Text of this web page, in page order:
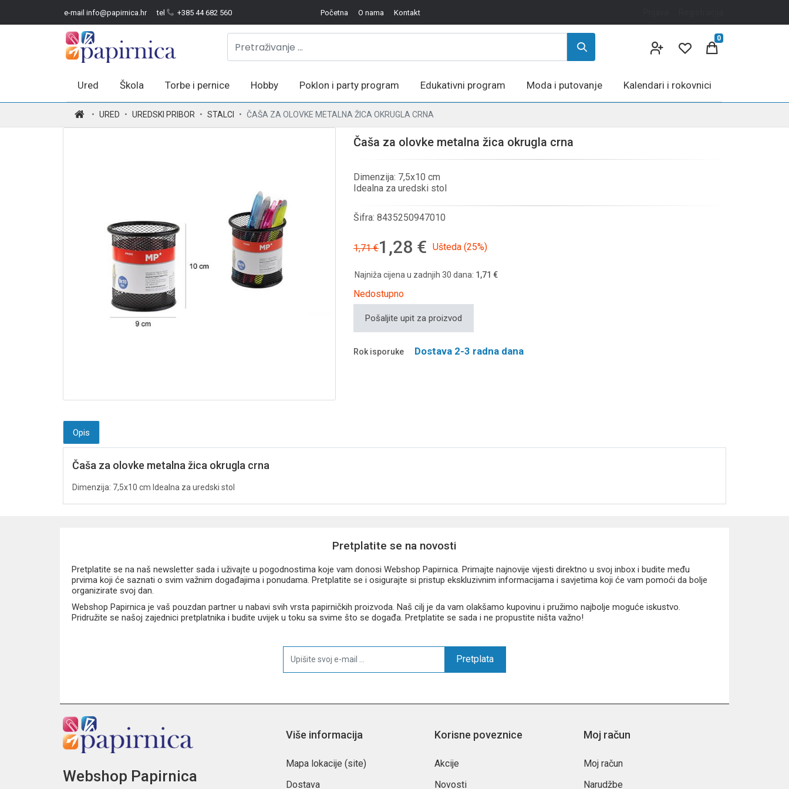
e-mail info@papirnica.hr tel +385 44 682 560 Početna O nama Kontakt
0
Ured Škola Torbe i pernice Hobby Poklon i party program Edukativni program Moda i putovanje Kalendari i rokovnici
URED UREDSKI PRIBOR STALCI ČAŠA ZA OLOVKE METALNA ŽICA OKRUGLA CRNA
Čaša za olovke metalna žica okrugla crna
Dimenzija: 7,5x10 cm
Idealna za uredski stol
Šifra: 8435250947010
1,71 €1,28 € Ušteda (25%)
Najniža cijena u zadnjih 30 dana: 1,71 €
Nedostupno
Pošaljite upit za proizvod
Rok isporuke Dostava 2-3 radna dana
Opis
Čaša za olovke metalna žica okrugla crna
Dimenzija: 7,5x10 cm Idealna za uredski stol
Pretplatite se na novosti
Pretplatite se na naš newsletter sada i uživajte u pogodnostima koje vam donosi Webshop Papirnica. Primajte najnovije vijesti direktno u svoj inbox i budite među
prvima koji će saznati o svim važnim događajima i ponudama. Pretplatite se i osigurajte si pristup ekskluzivnim informacijama i savjetima koji će vam pomoći da bolje
organizirate svoj dan.
Webshop Papirnica je vaš pouzdan partner u nabavi svih vrsta papirničkih proizvoda. Naš cilj je da vam olakšamo kupovinu i pružimo najbolje moguće iskustvo.
Pridružite se našoj zajednici pretplatnika i budite uvijek u toku sa svime što se događa. Pretplatite se sada i ne propustite ništa važno!
Pretplata
Webshop Papirnica
Više informacija
Mapa lokacije (site)
Dostava
Korisne poveznice
Akcije
Novosti
Moj račun
Moj račun
Narudžbe